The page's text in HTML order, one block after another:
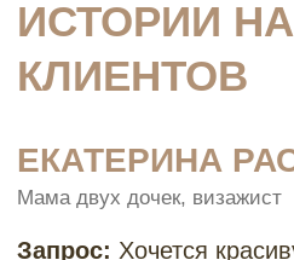
+7 342 212-40-40
cosmo.studia@yandex.ru